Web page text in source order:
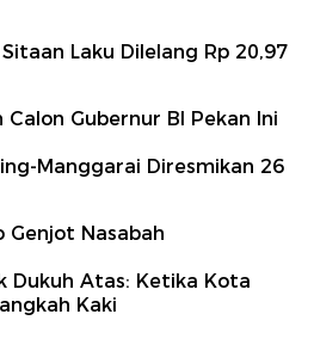
Laku Dilelang Rp 20,97
Gubernur BI Pekan Ini
Manggarai Diresmikan 26
Genjot Nasabah
Dukuh Atas: Ketika Kota
Kaki